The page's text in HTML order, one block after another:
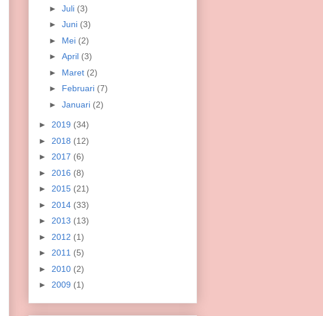
► Juli (3)
► Juni (3)
► Mei (2)
► April (3)
► Maret (2)
► Februari (7)
► Januari (2)
► 2019 (34)
► 2018 (12)
► 2017 (6)
► 2016 (8)
► 2015 (21)
► 2014 (33)
► 2013 (13)
► 2012 (1)
► 2011 (5)
► 2010 (2)
► 2009 (1)